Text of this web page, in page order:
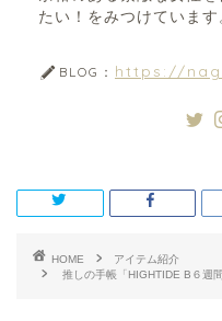
たい！をみつけています
BLOG： https://
HOME
アイテム紹介
推しの手帳「HIGHTIDE B６週